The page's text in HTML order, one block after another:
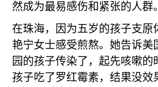
然成为最易感伤和紧张的人群。
在珠海，因为五岁的孩子支原
艳宁女士感受煎熬。她告诉美
园的孩子传染了，起先咳嗽的
孩子吃了罗红霉素，结果没效